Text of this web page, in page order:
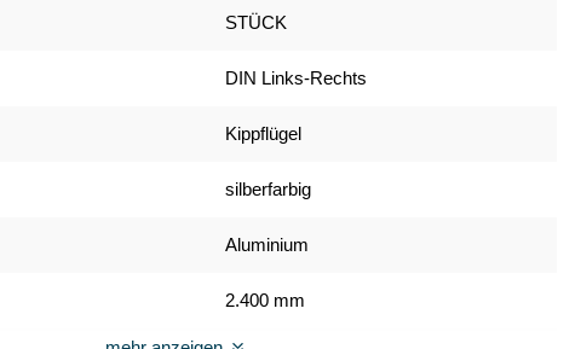
STÜCK
DIN Links-Rechts
Kippflügel
silberfarbig
Aluminium
2.400 mm